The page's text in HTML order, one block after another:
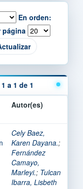
En orden:
página
a 1 de 1
Autor(es)
Cely Baez,
Karen Dayana.;
Fernández
Camayo,
Marleyi.; Tulcan
Ibarra, Lisbeth